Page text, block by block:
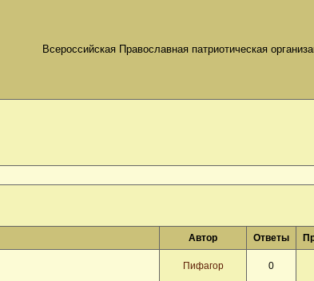
Всероссийская Православная патриотическая
Автор Ответы
Пифагор 0